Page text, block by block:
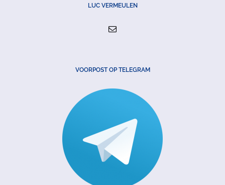
LUC VERMEULEN
VOORPOST OP TELEGRAM